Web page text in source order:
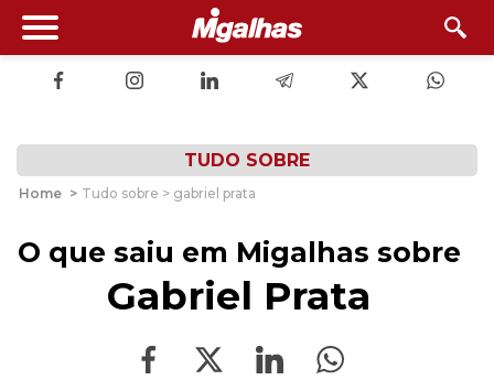
TUDO SOBRE
Home > Tudo sobre > gabriel prata
O que saiu em Migalhas sobre
Gabriel Prata